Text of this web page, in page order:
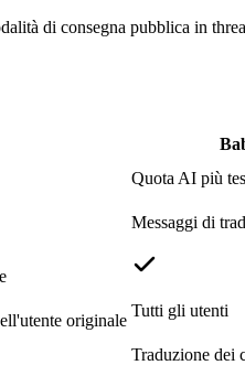
di consegna pubblica in
Quota AI più
Messaggi di
originale
Tutti gli utenti
Traduzione dei